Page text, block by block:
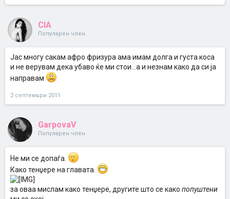
CIA
Популарен член
Јас многу сакам афро фризура ама имам долга и густа коса
и не верувам дека убаво ќе ми стои...а и незнам како да си ја
направам
2 септември 2011
GarpovaV
Популарен член
Не ми се допаѓа.
Како тенџере на главата.
за оваа мислам како тенџере, другите што се како попуштени